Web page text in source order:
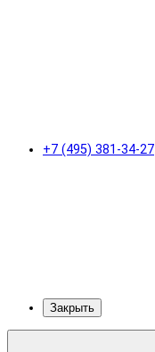
+7 (495) 381-34-27
Закрыть